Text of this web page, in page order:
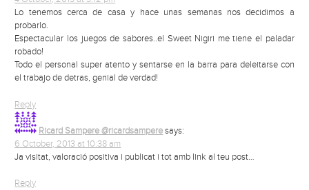
Lo tenemos cerca de casa y hace unas semanas nos decidimos a
probarlo.
Espectacular los juegos de sabores..el Sweet Nigiri me tiene el paladar
robado!
Todo el personal super atento y sentarse en la barra para deleitarse con
el trabajo de detras, genial de verdad!
Reply
Ricard Sampere @ricardsampere says:
6 October, 2013 at 10:38 am
Ja visitat, valoració positiva i publicat i tot amb link al teu post…
Reply